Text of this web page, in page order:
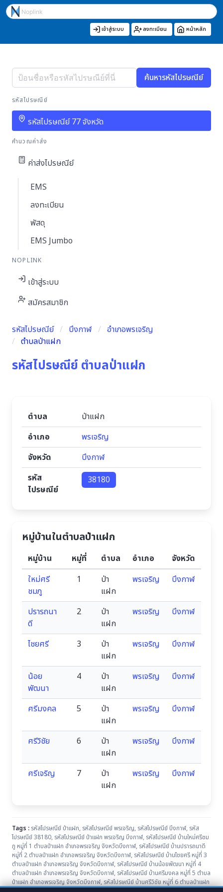
เข้าสู่ระบบ ลงทะเบียน หน้าหลัก
ค้นหารหัสไปรษณีย์
รหัสไปรษณีย์
รหัสไปรษณีย์ 77 จังหวัด
คำนวณค่าส่ง
ค่าส่งไปรษณีย์
EMS
ลงทะเบียน
พัสดุ
EMS Jumbo
NOPLINK
เข้าสู่ระบบ
สมัครสมาชิก
รหัสไปรษณีย์ บึงกาฬ
อำเภอพรเจริญ
ตำบลป่าแฝก
รหัสไปรษณีย์ ตำบลป่าแฝก
ตำบล
ป่าแฝก
อำเภอ
พรเจริญ
จังหวัด
บึงกาฬ
รหัส
ไปรษณีย์
38180
หมู่บ้านในตำบลป่าแฝก
หมู่บ้าน หมู่ที่ ตำบล อำเภอ
จังหวัด
ใหม่ศรี
ชมภู
1
ป่า
แฝก
พรเจริญ บึงกาฬ
ปรารถนา
ดี
2
ป่า
แฝก
พรเจริญ บึงกาฬ
ไชยศรี 3
ป่า
แฝก
พรเจริญ บึงกาฬ
น้อย
พัฒนา
4
ป่า
แฝก
พรเจริญ บึงกาฬ
ศรีมงคล 5
ป่า
แฝก
พรเจริญ บึงกาฬ
ศรีวิชัย 6
ป่า
แฝก
พรเจริญ บึงกาฬ
ศรีเจริญ 7
ป่า
แฝก
พรเจริญ บึงกาฬ
Tags : รหัสไปรษณีย์ ป่าแฝก, รหัสไปรษณีย์ พรเจริญ, รหัสไปรษณีย์ บึงกาฬ, รหัส
ไปรษณีย์ 38180, รหัสไปรษณีย์ ป่าแฝก พรเจริญ บึงกาฬ, รหัสไปรษณีย์ บ้านใหม่ศรีชม
ภู หมู่ที่ 1 ตำบลป่าแฝก อำเภอพรเจริญ จังหวัดบึงกาฬ, รหัสไปรษณีย์ บ้านปรารถนาดี
หมู่ที่ 2 ตำบลป่าแฝก อำเภอพรเจริญ จังหวัดบึงกาฬ, รหัสไปรษณีย์ บ้านไชยศรี หมู่ที่ 3
ตำบลป่าแฝก อำเภอพรเจริญ จังหวัดบึงกาฬ, รหัสไปรษณีย์ บ้านน้อยพัฒนา หมู่ที่ 4
ตำบลป่าแฝก อำเภอพรเจริญ จังหวัดบึงกาฬ, รหัสไปรษณีย์ บ้านศรีมงคล หมู่ที่ 5 ตำบล
ป่าแฝก อำเภอพรเจริญ จังหวัดบึงกาฬ,รหัสไปรษณีย์ บ้านศรีวิชัย หมู่ที่ 6 ตำบลป่าแฝก